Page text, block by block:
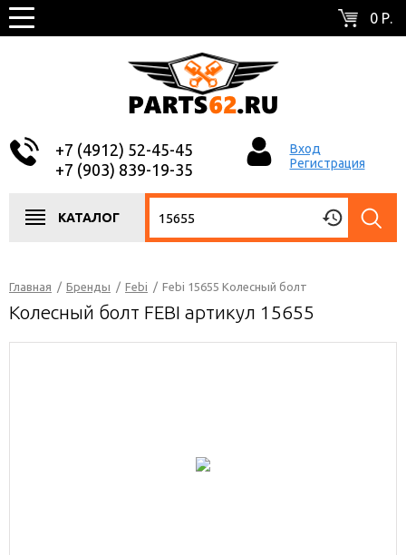
0 Р.
+7 (4912) 52-45-45
+7 (903) 839-19-35
Вход
Регистрация
КАТАЛОГ
Главная / Бренды / Febi / Febi 15655 Колесный болт
Колесный болт FEBI артикул 15655